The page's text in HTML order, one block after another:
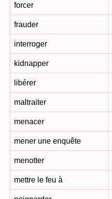
forcer
frauder
interroger
kidnapper
libérer
maltraiter
menacer
mener une enquête
menotter
mettre le feu à